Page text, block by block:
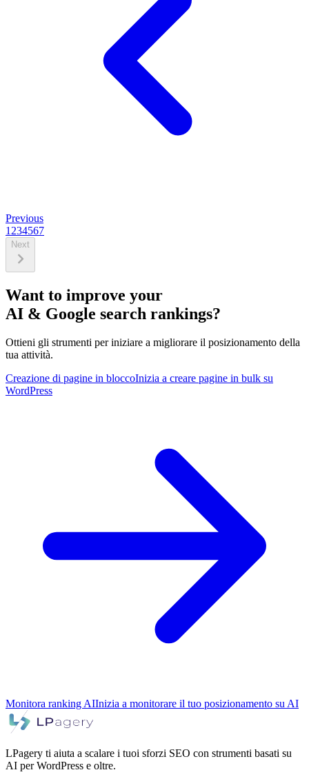
Previous
1 234567
Next
Want to improve your
AI & Google search rankings?
Ottieni gli strumenti per iniziare a migliorare il posizionamento della
tua attività.
Creazione di pagine in bloccoInizia a creare pagine in bulk su
WordPress
Monitora ranking AIInizia a monitorare il tuo posizionamento su AI
LPagery ti aiuta a scalare i tuoi sforzi SEO con strumenti basati su
AI per WordPress e oltre.